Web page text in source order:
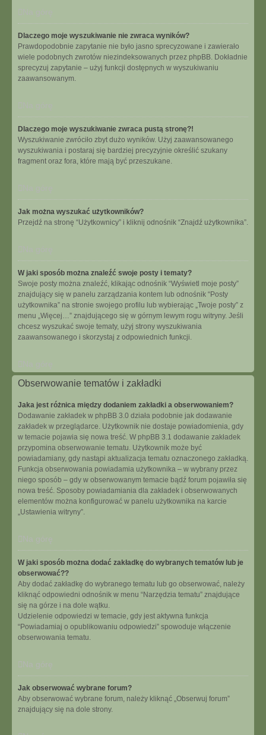
Dlaczego moje wyszukiwanie nie zwraca wyników?
Prawdopodobnie zapytanie nie było jasno sprecyzowane i zawierało
wiele podobnych zwrotów niezindeksowanych przez phpBB. Dokładnie
sprecyzuj zapytanie – użyj funkcji dostępnych w wyszukiwaniu
zaawansowanym.
Dlaczego moje wyszukiwanie zwraca pustą stronę?!
Wyszukiwanie zwróciło zbyt dużo wyników. Użyj zaawansowanego
wyszukiwania i postaraj się bardziej precyzyjnie określić szukany
fragment oraz fora, które mają być przeszukane.
Jak można wyszukać użytkowników?
Przejdź na stronę “Użytkownicy” i kliknij odnośnik “Znajdź użytkownika”.
W jaki sposób można znaleźć swoje posty i tematy?
Swoje posty można znaleźć, klikając odnośnik “Wyświetl moje posty”
znajdujący się w panelu zarządzania kontem lub odnośnik “Posty
użytkownika” na stronie swojego profilu lub wybierając „Twoje posty” z
menu „Więcej…” znajdującego się w górnym lewym rogu witryny. Jeśli
chcesz wyszukać swoje tematy, użyj strony wyszukiwania
zaawansowanego i skorzystaj z odpowiednich funkcji.
Obserwowanie tematów i zakładki
Jaka jest różnica między dodaniem zakładki a obserwowaniem?
Dodawanie zakładek w phpBB 3.0 działa podobnie jak dodawanie
zakładek w przeglądarce. Użytkownik nie dostaje powiadomienia, gdy
w temacie pojawia się nowa treść. W phpBB 3.1 dodawanie zakładek
przypomina obserwowanie tematu. Użytkownik może być
powiadamiany, gdy nastąpi aktualizacja tematu oznaczonego zakładką.
Funkcja obserwowania powiadamia użytkownika – w wybrany przez
niego sposób – gdy w obserwowanym temacie bądź forum pojawiła się
nowa treść. Sposoby powiadamiania dla zakładek i obserwowanych
elementów można konfigurować w panelu użytkownika na karcie
„Ustawienia witryny”.
Na górę
W jaki sposób można dodać zakładkę do wybranych tematów lub je
obserwować??
Aby dodać zakładkę do wybranego tematu lub go obserwować, należy
kliknąć odpowiedni odnośnik w menu “Narzędzia tematu” znajdujące
się na górze i na dole wątku.
Udzielenie odpowiedzi w temacie, gdy jest aktywna funkcja
“Powiadamiaj o opublikowaniu odpowiedzi” spowoduje włączenie
obserwowania tematu.
Na górę
Jak obserwować wybrane forum?
Aby obserwować wybrane forum, należy kliknąć „Obserwuj forum”
znajdujący się na dole strony.